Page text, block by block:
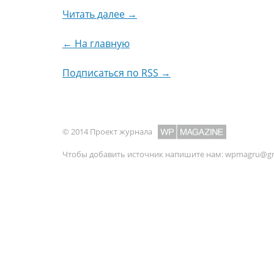
Читать далее →
← На главную
Подписаться по RSS →
© 2014 Проект журнала
Чтобы добавить источник напишите нам: